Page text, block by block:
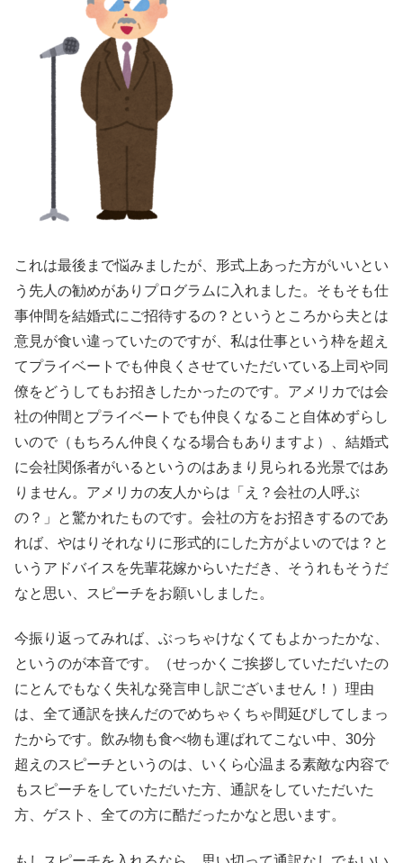
これは最後まで悩みましたが、形式上あった方がいいとい
う先人の勧めがありプログラムに入れました。そもそも仕
事仲間を結婚式にご招待するの？というところから夫とは
意見が食い違っていたのですが、私は仕事という枠を超え
てプライベートでも仲良くさせていただいている上司や同
僚をどうしてもお招きしたかったのです。アメリカでは会
社の仲間とプライベートでも仲良くなること自体めずらし
いので（もちろん仲良くなる場合もありますよ）、結婚式
に会社関係者がいるというのはあまり見られる光景ではあ
りません。アメリカの友人からは「え？会社の人呼ぶ
の？」と驚かれたものです。会社の方をお招きするのであ
れば、やはりそれなりに形式的にした方がよいのでは？と
いうアドバイスを先輩花嫁からいただき、そうれもそうだ
なと思い、スピーチをお願いしました。
今振り返ってみれば、ぶっちゃけなくてもよかったかな、
というのが本音です。（せっかくご挨拶していただいたの
にとんでもなく失礼な発言申し訳ございません！）理由
は、全て通訳を挟んだのでめちゃくちゃ間延びしてしまっ
たからです。飲み物も食べ物も運ばれてこない中、30分
超えのスピーチというのは、いくら心温まる素敵な内容で
もスピーチをしていただいた方、通訳をしていただいた
方、ゲスト、全ての方に酷だったかなと思います。